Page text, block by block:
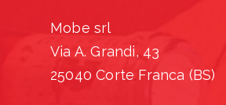
Mobe srl
Via A. Grandi, 43
25040 Corte Franca (BS)